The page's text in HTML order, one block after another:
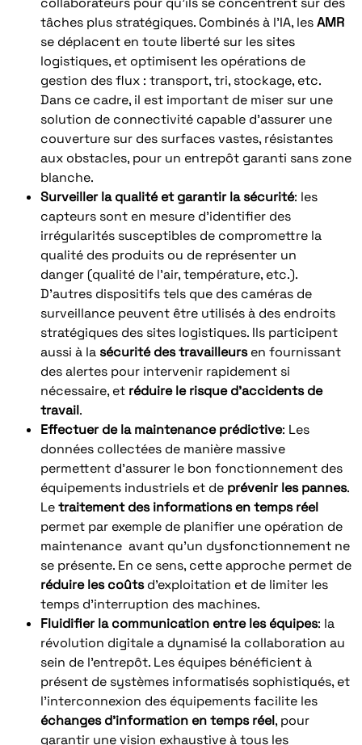
tâches plus stratégiques. Combinés à l’IA, lesAMR
se déplacent en toute liberté sur les sites
logistiques, et optimisent les opérations de
gestion des flux : transport, tri, stockage, etc.
Dans ce cadre, il est important de miser sur une
solution de connectivité capable d’assurer une
couverture sur des surfaces vastes, résistantes
aux obstacles, pour un entrepôt garanti sans zone
blanche.
Surveiller la qualité et garantir la sécurité: les
capteurs sont en mesure d’identifier des
irrégularités susceptibles de compromettre la
qualité des produits ou de représenter un
danger (qualité de l’air, température, etc.).
D’autres dispositifs tels que des caméras de
surveillance peuvent être utilisés à des endroits
stratégiques des sites logistiques. Ils participent
aussi à la sécurité des travailleursen fournissant
des alertes pour intervenir rapidement si
nécessaire, et réduire le risque d’accidents de
travail.
Effectuer de la maintenance prédictive: Les
données collectées de manière massive
permettent d’assurer le bon fonctionnement des
équipements industriels et de prévenir les pannes.
Letraitement des informations en temps réel
permet par exemple de planifier une opération de
maintenance avant qu’un dysfonctionnement ne
se présente. En ce sens, cette approche permet de
réduire les coûtsd’exploitation et de limiter les
temps d’interruption des machines.
Fluidifier la communication entre les équipes: la
révolution digitale a dynamisé la collaboration au
sein de l’entrepôt. Les équipes bénéficient à
présent de systèmes informatisés sophistiqués, et
l’interconnexion des équipements facilite les
échanges d’information en temps réel, pour
garantir une vision exhaustive à tous les